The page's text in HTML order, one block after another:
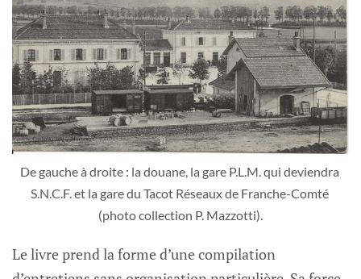
De gauche à droite : la douane, la gare P.L.M. qui deviendra
S.N.C.F. et la gare du Tacot Réseaux de Franche-Comté
(photo collection P. Mazzotti).
Le livre prend la forme d’une compilation